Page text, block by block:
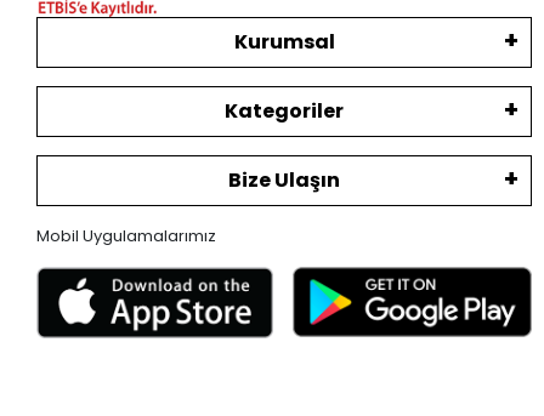
Kurumsal
Kategoriler
Bize Ulaşın
Mobil Uygulamalarımız